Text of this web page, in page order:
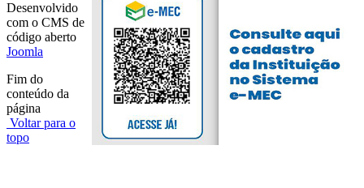
Desenvolvido
com o CMS de
código aberto
Joomla
Fim do
conteúdo da
página
Voltar para o
topo